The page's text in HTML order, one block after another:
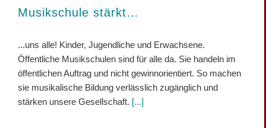
Musikschule stärkt…
...uns alle! Kinder, Jugendliche und Erwachsene.
Öffentliche Musikschulen sind für alle da. Sie handeln im
öffentlichen Auftrag und nicht gewinnorientiert. So machen
sie musikalische Bildung verlässlich zugänglich und
stärken unsere Gesellschaft. [...]